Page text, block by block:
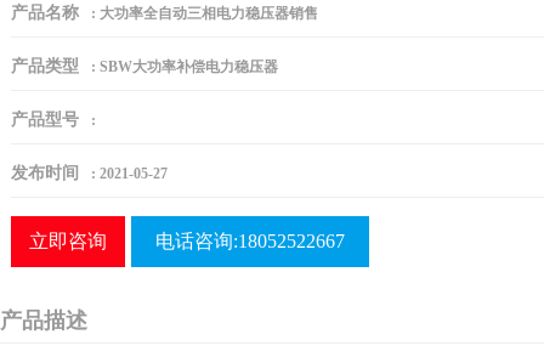
产品名称 : 大功率全自动三相电力稳压器销售
产品类型 : SBW大功率补偿电力稳压器
产品型号 :
发布时间 : 2021-05-27
立即咨询 电话咨询:18052522667
产品描述